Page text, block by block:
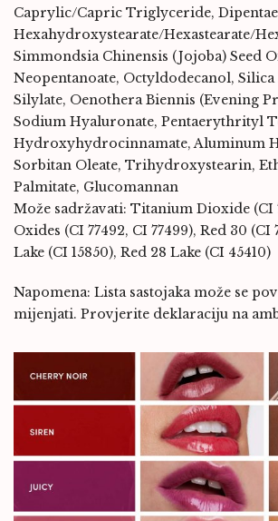
Caprylic/Capric Triglyceride,
Hexahydroxystearate/Hexastearate/
Simmondsia Chinensis (Jojoba) Seed
Neopentanoate, Octyldodecanol,
Silylate, Oenothera Biennis (Evening
Sodium Hyaluronate, Pentaerythrityl
Hydroxyhydrocinnamate, Aluminum
Sorbitan Oleate, Trihydroxystearin,
Palmitate, Glucomannan
Može sadržavati: Titanium Dioxide (CI
Oxides (CI 77492, CI 77499), Red 30 (CI
Lake (CI 15850), Red 28 Lake (CI 45410)
Napomena: Lista sastojaka može se
mijenjati. Provjerite deklaraciju na